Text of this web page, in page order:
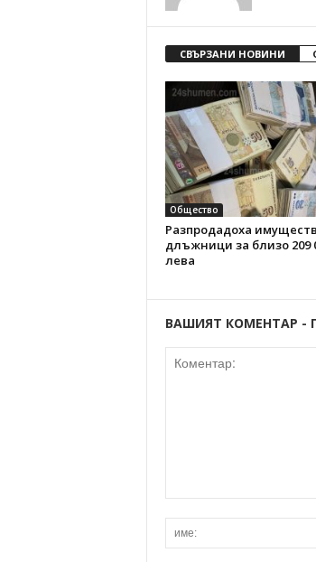
СВЪРЗАНИ НОВИНИ
Общество
Разпродадоха
длъжници за близо 209
лева
ВАШИЯТ КОМЕНТАР -